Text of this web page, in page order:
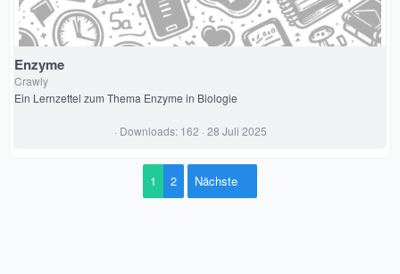
Enzyme
Crawly
Ein Lernzettel zum Thema Enzyme in Biologie
0 Downloads 162 28 Juli 2025
1 2 Nächste